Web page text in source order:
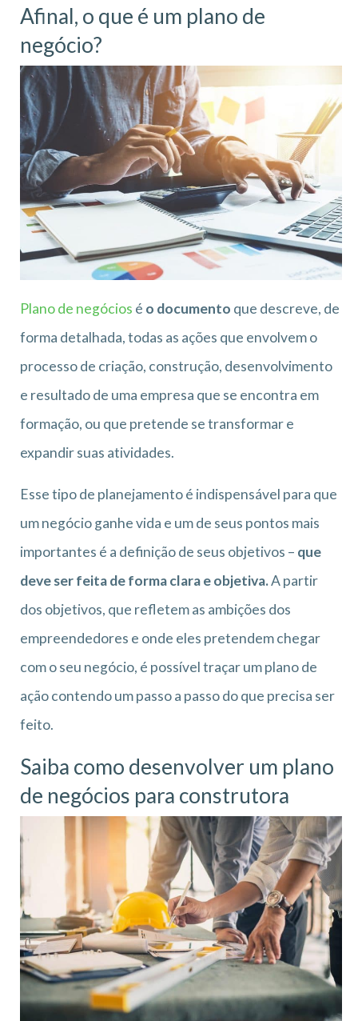
Afinal, o que é um plano de
negócio?
Plano de negócios é o documento que descreve, de
forma detalhada, todas as ações que envolvem o
processo de criação, construção, desenvolvimento
e resultado de uma empresa que se encontra em
formação, ou que pretende se transformar e
expandir suas atividades.
Esse tipo de planejamento é indispensável para que
um negócio ganhe vida e um de seus pontos mais
importantes é a definição de seus objetivos – que
deve ser feita de forma clara e objetiva.A partir
dos objetivos, que refletem as ambições dos
empreendedores e onde eles pretendem chegar
com o seu negócio, é possível traçar um plano de
ação contendo um passo a passo do que precisa ser
feito.
Saiba como desenvolver um plano
de negócios para construtora